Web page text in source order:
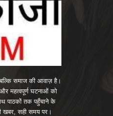
समाज की आवाज़ है।
और महत्वपूर्ण घटनाओं को
पाठकों तक पहुँचाने के
खबर, सही समय पर।